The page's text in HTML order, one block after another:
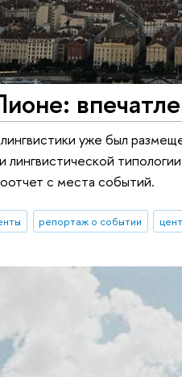
уже был
с места событий.
репортаж о событии